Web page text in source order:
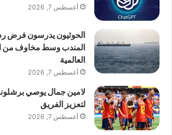
أغسطس 7, 2026
الحوثيون يدرسون فرض
المندب وسط مخاوف من
العالمية
أغسطس 7, 2026
لامين جمال يوصي برشلونة
لتعزيز الفريق
أغسطس 7, 2026